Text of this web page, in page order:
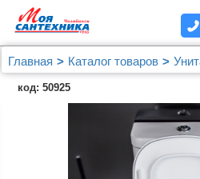
Главная Каталог товаров
Напольные (компакт)
Унитаз-компакт BelBagno
код: 50925